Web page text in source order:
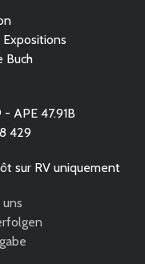
Buch
APE 47.91B
429
sur RV uniquement